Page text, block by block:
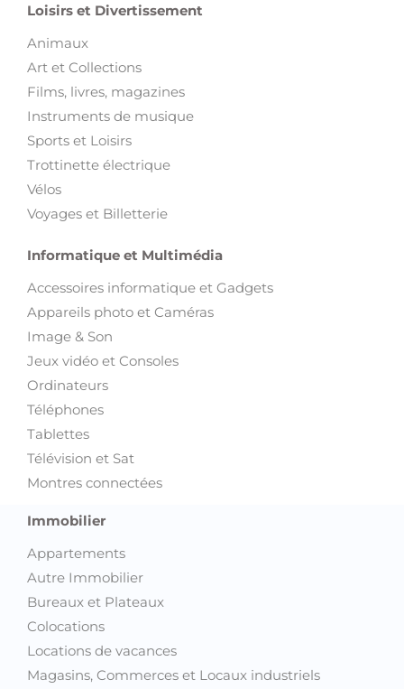
Loisirs et Divertissement
Animaux
Art et Collections
Films, livres, magazines
Instruments de musique
Sports et Loisirs
Trottinette électrique
Vélos
Voyages et Billetterie
Informatique et Multimédia
Accessoires informatique et Gadgets
Appareils photo et Caméras
Image & Son
Jeux vidéo et Consoles
Ordinateurs
Téléphones
Tablettes
Télévision et Sat
Montres connectées
Immobilier
Appartements
Autre Immobilier
Bureaux et Plateaux
Colocations
Locations de vacances
Magasins, Commerces et Locaux industriels